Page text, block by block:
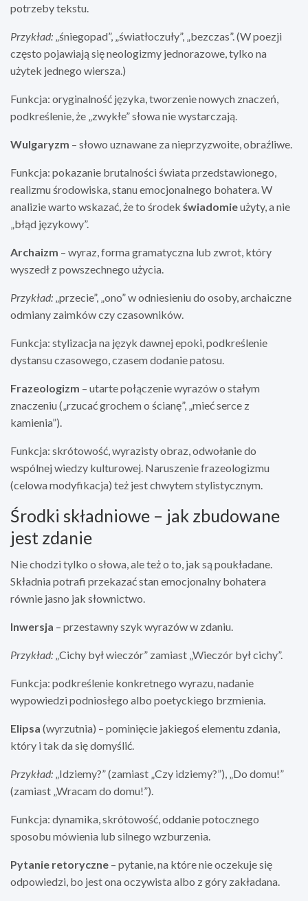
potrzeby tekstu.
Przykład: „śniegopad”, „światłoczuły”, „bezczas”. (W poezji
często pojawiają się neologizmy jednorazowe, tylko na
użytek jednego wiersza.)
Funkcja: oryginalność języka, tworzenie nowych znaczeń,
podkreślenie, że „zwykłe” słowa nie wystarczają.
Wulgaryzm – słowo uznawane za nieprzyzwoite, obraźliwe.
Funkcja: pokazanie brutalności świata przedstawionego,
realizmu środowiska, stanu emocjonalnego bohatera. W
analizie warto wskazać, że to środek świadomieużyty, a nie
„błąd językowy”.
Archaizm – wyraz, forma gramatyczna lub zwrot, który
wyszedł z powszechnego użycia.
Przykład: „przecie”, „ono” w odniesieniu do osoby, archaiczne
odmiany zaimków czy czasowników.
Funkcja: stylizacja na język dawnej epoki, podkreślenie
dystansu czasowego, czasem dodanie patosu.
Frazeologizm – utarte połączenie wyrazów o stałym
znaczeniu („rzucać grochem o ścianę”, „mieć serce z
kamienia”).
Funkcja: skrótowość, wyrazisty obraz, odwołanie do
wspólnej wiedzy kulturowej. Naruszenie frazeologizmu
(celowa modyfikacja) też jest chwytem stylistycznym.
Środki składniowe – jak zbudowane
jest zdanie
Nie chodzi tylko o słowa, ale też o to, jak są poukładane.
Składnia potrafi przekazać stan emocjonalny bohatera
równie jasno jak słownictwo.
Inwersja – przestawny szyk wyrazów w zdaniu.
Przykład: „Cichy był wieczór” zamiast „Wieczór był cichy”.
Funkcja: podkreślenie konkretnego wyrazu, nadanie
wypowiedzi podniosłego albo poetyckiego brzmienia.
Elipsa (wyrzutnia) – pominięcie jakiegoś elementu zdania,
który i tak da się domyślić.
Przykład: „Idziemy?” (zamiast „Czy idziemy?”), „Do domu!”
(zamiast „Wracam do domu!”).
Funkcja: dynamika, skrótowość, oddanie potocznego
sposobu mówienia lub silnego wzburzenia.
Pytanie retoryczne – pytanie, na które nie oczekuje się
odpowiedzi, bo jest ona oczywista albo z góry zakładana.